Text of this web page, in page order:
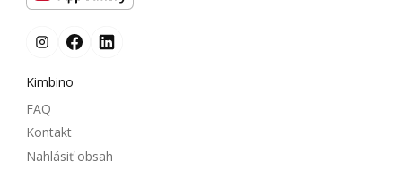
Kimbino
FAQ
Kontakt
Nahlásiť obsah